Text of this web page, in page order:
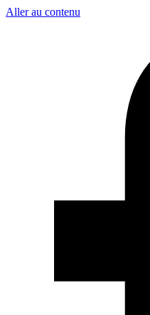
Aller au contenu